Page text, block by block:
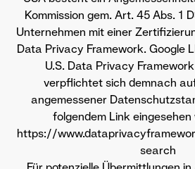
Kommission gem. Art. 45 Abs. 1
Unternehmen mit einer
Data Privacy Framework. Google
U.S. Data Privacy
verpflichtet sich demnach
angemessener
folgendem Link
https://
search